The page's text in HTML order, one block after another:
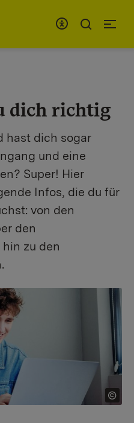
dich richtig
hast dich sogar
und eine
Super! Hier
Infos, die du für
von den
den
zu den